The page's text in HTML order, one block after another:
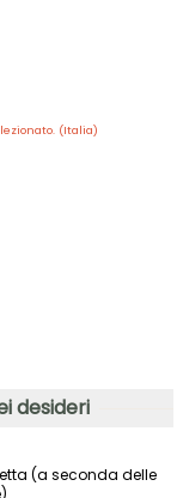
(Italia)
desideri
(a seconda delle